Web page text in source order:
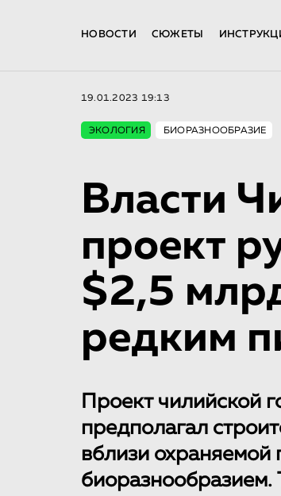
НОВОСТИ СЮЖЕТЫ
19.01.2023 19:13
ЭКОЛОГИЯ БИОРАЗНООБРАЗИЕ
Власти
проект
$2,5
редким
Проект чилийской
предполагал
вблизи охраняемой